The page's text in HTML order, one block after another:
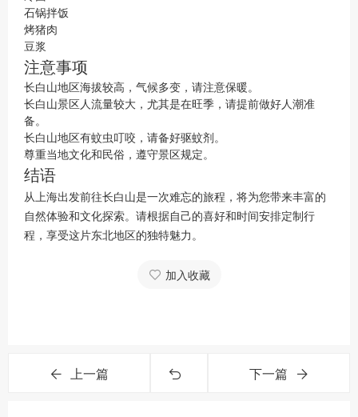
石锅拌饭
烤猪肉
豆浆
注意事项
长白山地区海拔较高，气候多变，请注意保暖。
长白山景区人流量较大，尤其是在旺季，请提前做好人潮准
备。
长白山地区有蚊虫叮咬，请备好驱蚊剂。
尊重当地文化和民俗，遵守景区规定。
结语
从上海出发前往长白山是一次难忘的旅程，将为您带来丰富的
自然体验和文化探索。请根据自己的喜好和时间安排定制行
程，享受这片东北地区的独特魅力。
加入收藏
上一篇 下一篇